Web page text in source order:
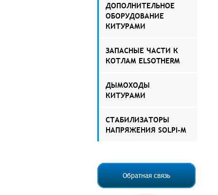
ДОПОЛНИТЕЛЬНОЕ
ОБОРУДОВАНИЕ
КИТУРАМИ
ЗАПАСНЫЕ ЧАСТИ К
КОТЛАМ ELSOTHERM
ДЫМОХОДЫ
КИТУРАМИ
СТАБИЛИЗАТОРЫ
НАПРЯЖЕНИЯ SOLPI-M
Обратная связь